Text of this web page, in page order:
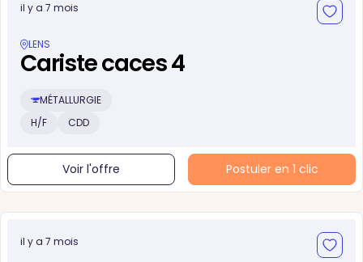
il y a 7 mois
LENS
Cariste caces 4
MÉTALLURGIE
H/F
CDD
Voir l'offre Postuler en 1 clic
il y a 7 mois